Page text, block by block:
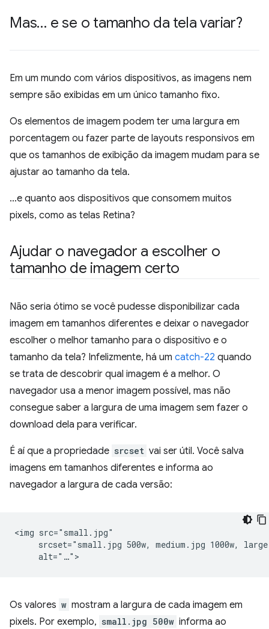
Mas… e se o tamanho da tela variar?
Em um mundo com vários dispositivos, as imagens nem
sempre são exibidas em um único tamanho fixo.
Os elementos de imagem podem ter uma largura em
porcentagem ou fazer parte de layouts responsivos em
que os tamanhos de exibição da imagem mudam para se
ajustar ao tamanho da tela.
…e quanto aos dispositivos que consomem muitos
pixels, como as telas Retina?
Ajudar o navegador a escolher o
tamanho de imagem certo
Não seria ótimo se você pudesse disponibilizar cada
imagem em tamanhos diferentes e deixar o navegador
escolher o melhor tamanho para o dispositivo e o
tamanho da tela? Infelizmente, há um catch-22 quando
se trata de descobrir qual imagem é a melhor. O
navegador usa a menor imagem possível, mas não
consegue saber a largura de uma imagem sem fazer o
download dela para verificar.
É aí que a propriedade srcset vai ser útil. Você salva
imagens em tamanhos diferentes e informa ao
navegador a largura de cada versão:
<img src="small.jpg"
srcset="small.jpg 500w, medium.jpg 1000w,
Os valores w mostram a largura de cada imagem em
pixels. Por exemplo, small.jpg 500w informa ao